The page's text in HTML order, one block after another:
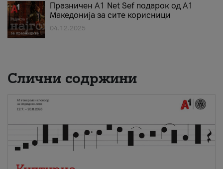
Празничен A1 Net Sеf подарок од А1
Македонија за сите корисници
04.12.2025
Слични содржини